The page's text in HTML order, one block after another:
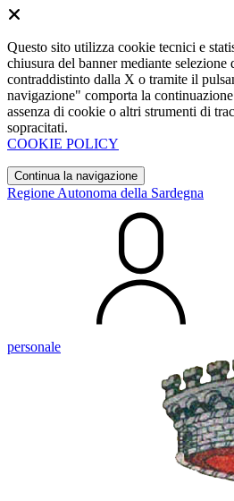
Questo sito utilizza cookie tecnici e
chiusura del banner mediante selezione
contraddistinto dalla X o tramite il
navigazione" comporta la
assenza di cookie o altri strumenti di
sopracitati.
COOKIE POLICY
Continua la navigazione
Regione Autonoma della Sardegna
personale